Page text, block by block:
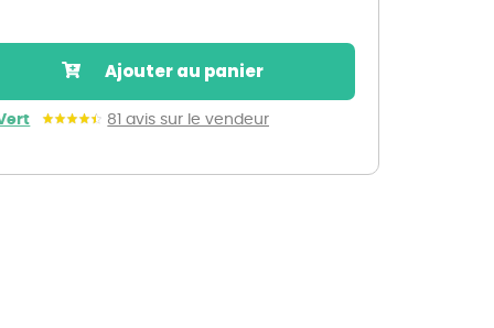
Mon potager
81 avis sur le vendeur
Ajouter au panier